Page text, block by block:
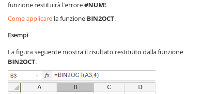
funzione restituirà l'errore#NUM!.
Come applicare la funzione BIN2OCT.
Esempi
La figura seguente mostra il risultato restituito dalla funzione
BIN2OCT.